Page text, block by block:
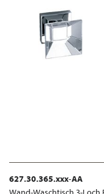
627.30.365.xxx-AA